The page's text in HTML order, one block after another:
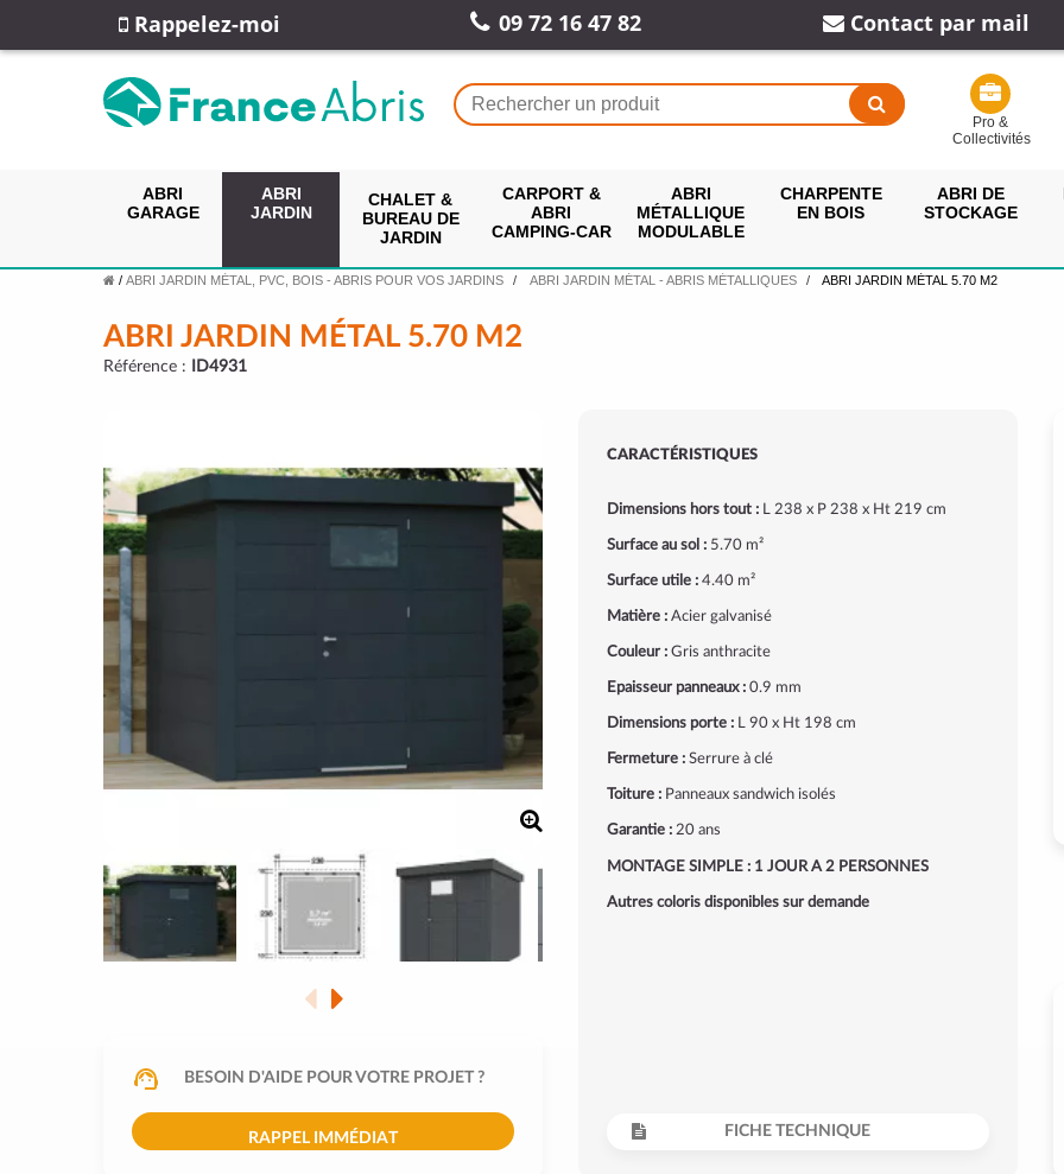
Rappelez-moi 09 72 16 47 82 Contact par mail
Pro &
Collectivités
ABRI
GARAGE
ABRI
JARDIN
CHALET &
BUREAU DE
JARDIN
CARPORT &
ABRI
CAMPING-CAR
ABRI
MÉTALLIQUE
MODULABLE
CHARPENTE
EN BOIS
ABRI DE
STOCKAGE
/ ABRI JARDIN MÉTAL, PVC, BOIS - ABRIS POUR VOS JARDINS ABRI JARDIN MÉTAL - ABRIS MÉTALLIQUES ABRI JARDIN MÉTAL 5.70 M2
ABRI JARDIN MÉTAL 5.70 M2
Référence : ID4931
BESOIN D'AIDE POUR VOTRE PROJET ?
RAPPEL IMMÉDIAT
CARACTÉRISTIQUES
Dimensions hors tout :L 238 x P 238 x Ht 219 cm
Surface au sol :5.70 m²
Surface utile :4.40 m²
Matière :Acier galvanisé
Couleur :Gris anthracite
Epaisseur panneaux :0.9 mm
Dimensions porte :L 90 x Ht 198 cm
Fermeture :Serrure à clé
Toiture :Panneaux sandwich isolés
Garantie :20 ans
MONTAGE SIMPLE : 1 JOUR A 2 PERSONNES
Autres coloris disponibles sur demande
FICHE TECHNIQUE